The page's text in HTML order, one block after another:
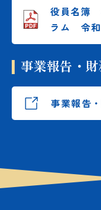
役員名簿
ラム 令和
事業報告・
事業報告